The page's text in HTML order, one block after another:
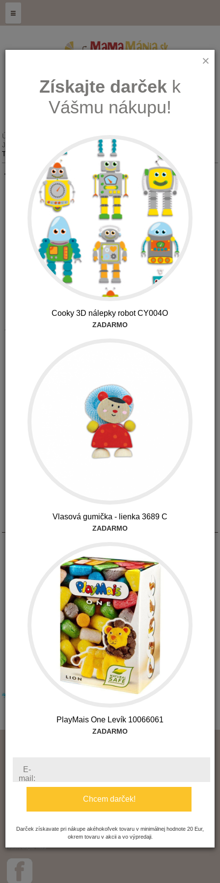
≡
Úvod
Jedálenské potreby a sety
Trojdielny príbor MAM 6+ 66691900
Trojdielny príbor MAM 6+
Množstvo:
Na sklade 1-2 ks (U vás do 48 hodín)
Kód produktu: 66691900
s DPH
špeciálne tvarovaný pre malé detské ústa
bezpečný dizajn vhodný pre pravákov i ľavákov
od 6 mesiacov
farba: ružová
Nožík z bezpečnou čepeľou
Lyžička s jemne špicatými zúbkami
Nešmykľavé držadlá - jednoduché držanie
bez bisfenolu A
foto: ilustračné
Obchodné podmienky
Reklamácia
Ochrana súkromia
Často kladené otázky
Nasledujte nás
×
Získajte darček k
Vášmu nákupu!
Cooky 3D nálepky robot CY004O
ZADARMO
Vlasová gumička - lienka 3689 C
ZADARMO
PlayMais One Levík 10066061
ZADARMO
E-
mail:
Chcem darček!
Darček získavate pri nákupe akéhokoľvek tovaru v minimálnej hodnote 20 Eur,
okrem tovaru v akcii a vo výpredaji.